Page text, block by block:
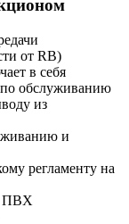
от RB)
в себя
обслуживанию
из
и
регламенту на
ПВХ